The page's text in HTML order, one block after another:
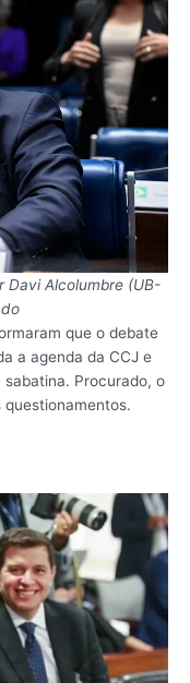
Davi Alcolumbre (UB-
que o debate
a agenda da CCJ e
Procurado, o
questionamentos.